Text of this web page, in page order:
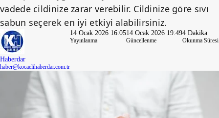
vadede cildinize zarar verebilir. Cildinize göre sıvı
sabun seçerek en iyi etkiyi alabilirsiniz.
Haberdar
haber@kocaelihaberdar.com.tr
14 Ocak 2026 16:05
Yayınlanma
14 Ocak 2026 19:49
Güncellenme
4 Dakika
Okunma Süresi